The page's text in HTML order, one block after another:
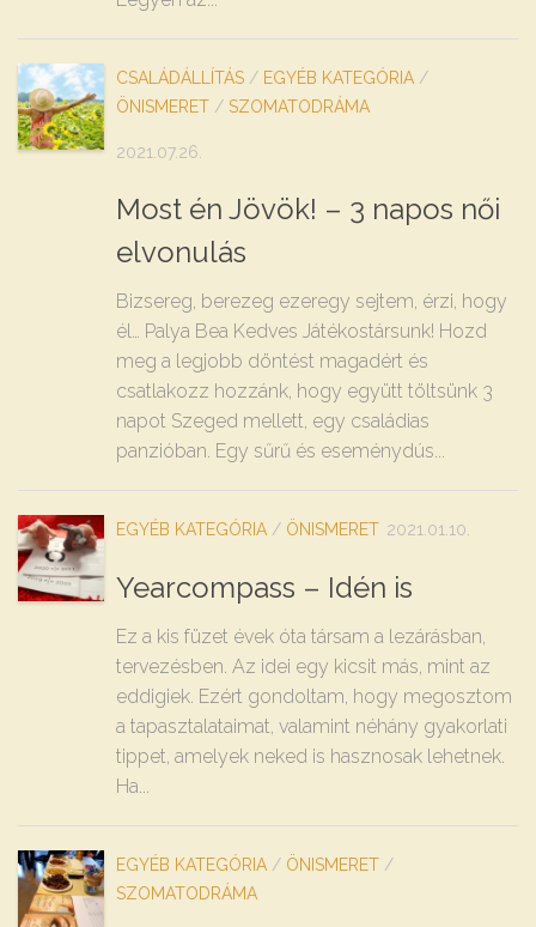
CSALÁDÁLLÍTÁS / EGYÉB KATEGÓRIA /
ÖNISMERET / SZOMATODRÁMA
2021.07.26.
Most én Jövök! – 3 napos női
elvonulás
Bizsereg, berezeg ezeregy sejtem, érzi, hogy
él… Palya Bea Kedves Játékostársunk! Hozd
meg a legjobb döntést magadért és
csatlakozz hozzánk, hogy együtt töltsünk 3
napot Szeged mellett, egy családias
panzióban. Egy sűrű és eseménydús...
EGYÉB KATEGÓRIA / ÖNISMERET 2021.01.10.
Yearcompass – Idén is
Ez a kis füzet évek óta társam a lezárásban,
tervezésben. Az idei egy kicsit más, mint az
eddigiek. Ezért gondoltam, hogy megosztom
a tapasztalataimat, valamint néhány gyakorlati
tippet, amelyek neked is hasznosak lehetnek.
Ha...
EGYÉB KATEGÓRIA / ÖNISMERET /
SZOMATODRÁMA